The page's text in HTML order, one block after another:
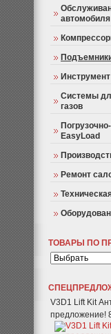
автомобиля
Инструмент
Системы
газов
EasyLoad
Ремонт
ТОВАРЫ ПО
V3D1 Lift Kit
предложение!